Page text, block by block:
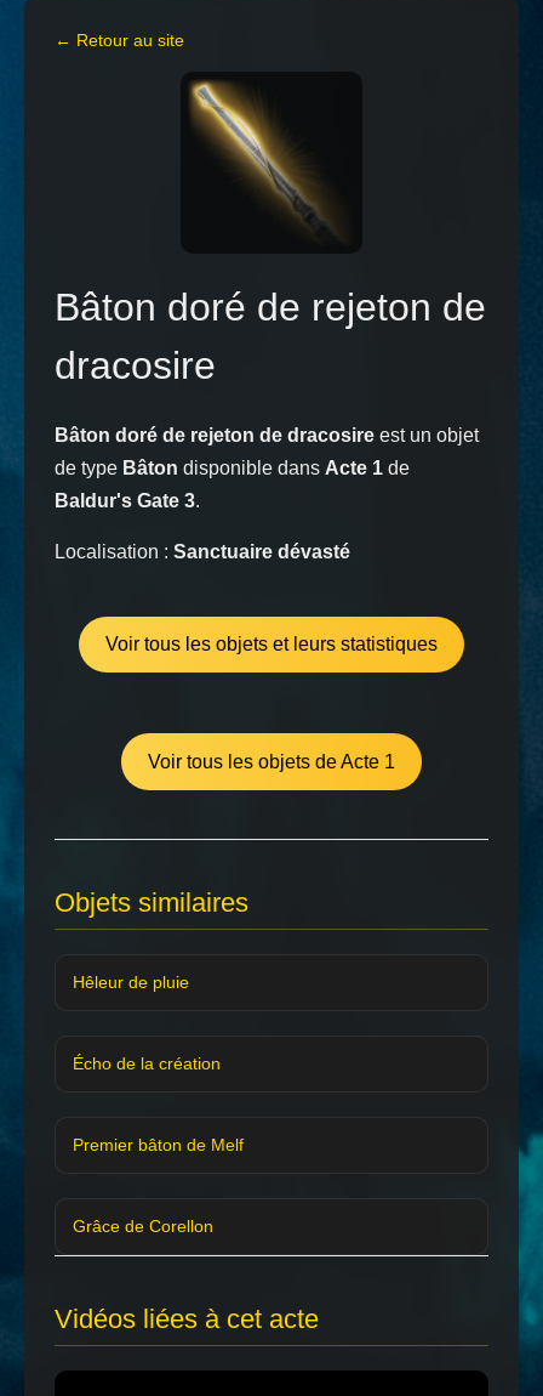
← Retour au site
Bâton doré de rejeton de
dracosire
Bâton doré de rejeton de dracosire est un objet
de type Bâton disponible dans Acte 1 de
Baldur's Gate 3.
Localisation : Sanctuaire dévasté
Voir tous les objets et leurs statistiques
Voir tous les objets de Acte 1
Objets similaires
Hêleur de pluie
Écho de la création
Premier bâton de Melf
Grâce de Corellon
Vidéos liées à cet acte